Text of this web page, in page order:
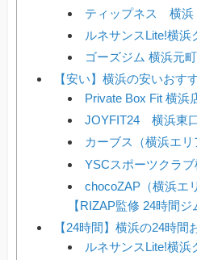
ティップネス 横浜
ルネサンスLite!横浜
ゴーズジム 横浜元
【安い】横浜の安いおす
Private Box Fit 横浜
JOYFIT24 横浜東
カーブス（横浜エリ
YSCスポーツクラ
chocoZAP（横浜エ
【RIZAP監修 24時間ジ
【24時間】横浜の24時間
ルネサンスLite!横浜